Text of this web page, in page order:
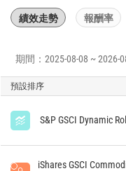
績效走勢 報酬率
期間：2025-08-08 ~ 2026-
預設排序
S&P GSCI Dynamic
iShares GSCI